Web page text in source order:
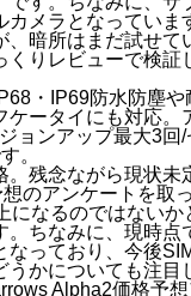
カメラとなっていま
、暗所はまだ試せて
くりレビューで検証
・IP69防水防塵
ケータイにも対応。
ョンアップ最大3回
。
。残念ながら現状未
のアンケートを取
になるのではないか
。ちなみに、現時点
なっており、今後
うかについても注目
Alpha2価格予想